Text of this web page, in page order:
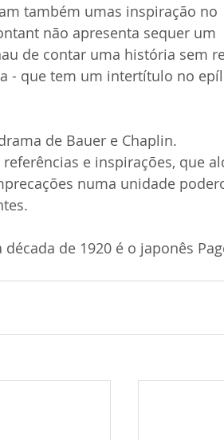
também umas inspiração no
não apresenta sequer um
de contar uma história sem
- que tem um intertítulo no
de Bauer e Chaplin.
e inspirações, que
numa unidade
de 1920 é o japonês